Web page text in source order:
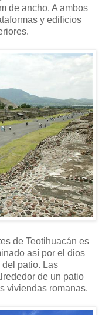
de ancho. A ambos
y edificios
de Teotihuacán es
así por el dios
patio. Las
de un patio
viviendas romanas.